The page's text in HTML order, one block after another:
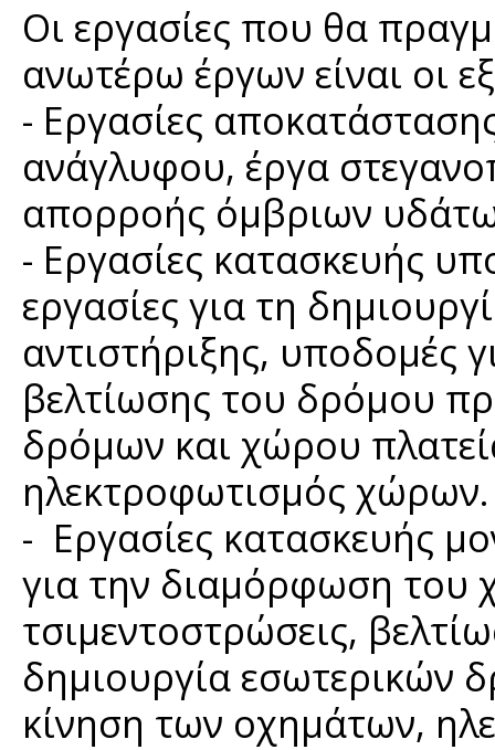
Οι εργασίες που θα
ανωτέρω έργων είναι οι
- Εργασίες
ανάγλυφου, έργα
απορροής όμβριων
- Εργασίες κατασκευής
εργασίες για τη
αντιστήριξης, υποδομές
βελτίωσης του δρόμου
δρόμων και χώρου
ηλεκτροφωτισμός χώρων.
- Εργασίες κατασκευής
για την διαμόρφωση του
τσιμεντοστρώσεις,
δημιουργία εσωτερικών
κίνηση των οχημάτων,